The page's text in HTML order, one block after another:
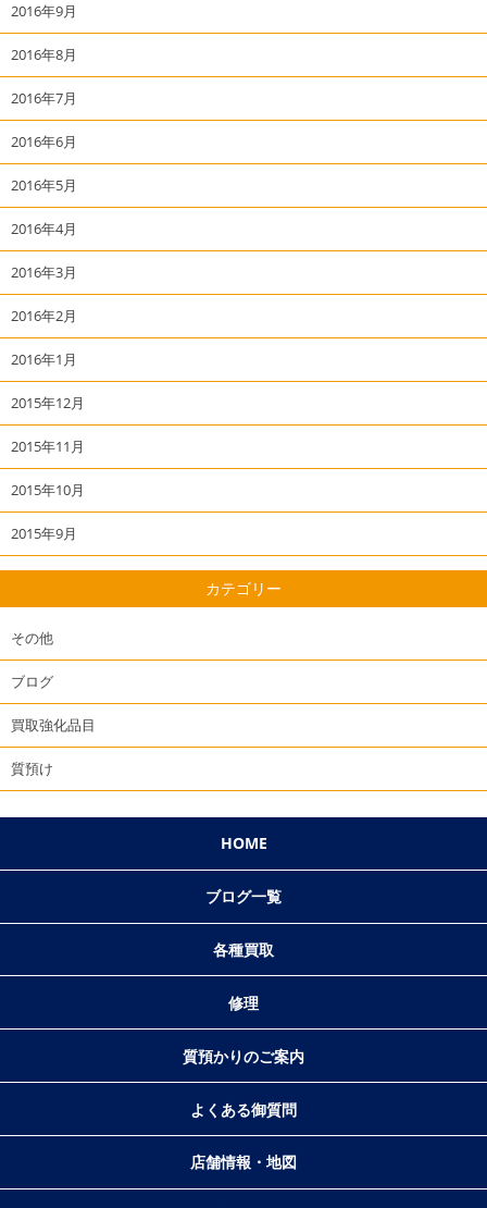
2016年9月
2016年8月
2016年7月
2016年6月
2016年5月
2016年4月
2016年3月
2016年2月
2016年1月
2015年12月
2015年11月
2015年10月
2015年9月
カテゴリー
その他
ブログ
買取強化品目
質預け
HOME
ブログ一覧
各種買取
修理
質預かりのご案内
よくある御質問
店舗情報・地図